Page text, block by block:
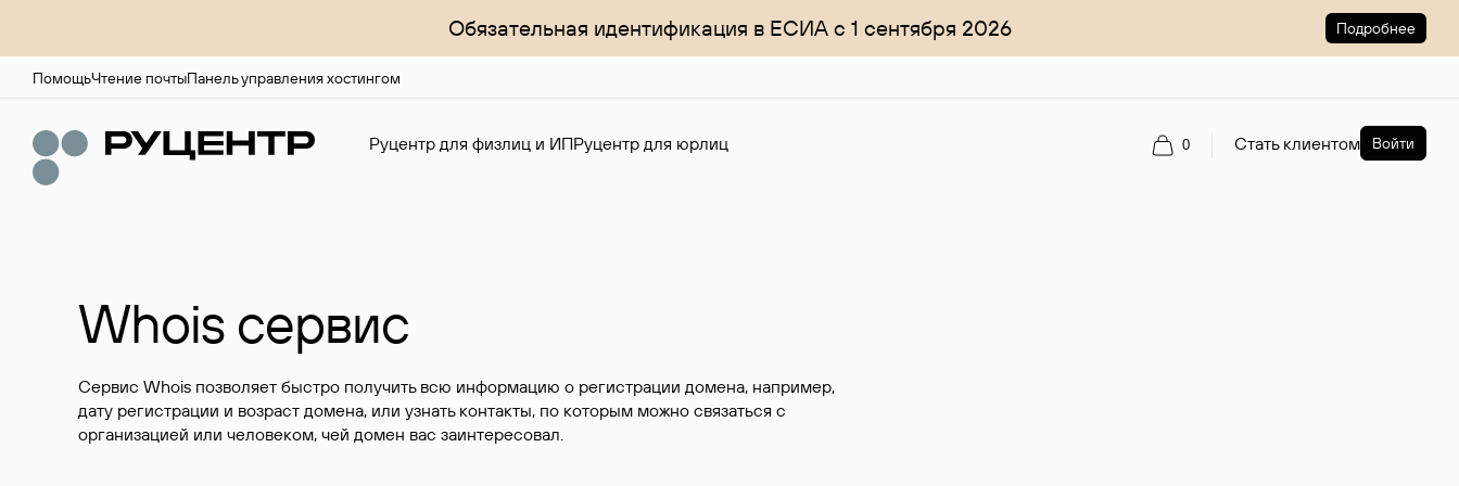
Обязательная идентификация в ЕСИА с 1 сентября 2026 Подробнее
ПомощьЧтение почтыПанель управления хостингом
Руцентр для физлиц и ИПРуцентр для юрлиц 0 Стать клиентом Войти
Whois сервис
Сервис Whois позволяет быстро получить всю информацию о регистрации домена, например,
дату регистрации и возраст домена, или узнать контакты, по которым можно связаться с
организацией или человеком, чей домен вас заинтересовал.